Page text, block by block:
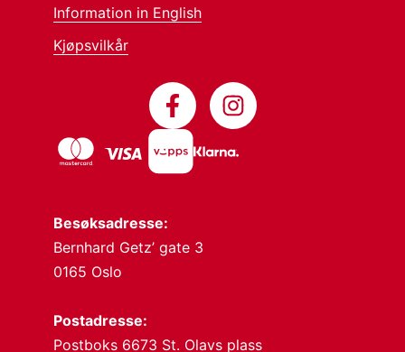
Besøksadresse:
Bernhard Getz’ gate 3
0165 Oslo
Postadresse:
Postboks 6673 St. Olavs plass
Information in English
Kjøpsvilkår